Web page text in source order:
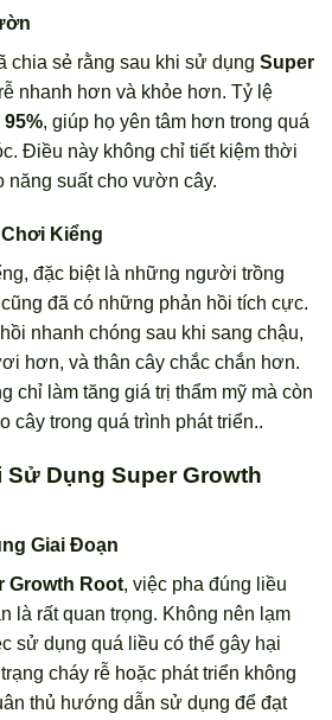
chia sẻ rằng sau khi sử dụng Super
nhanh hơn và khỏe hơn. Tỷ lệ
95%, giúp họ yên tâm hơn trong quá
Điều này không chỉ tiết kiệm thời
năng suất cho vườn cây.
Kiểng
đặc biệt là những người trồng
cũng đã có những phản hồi tích cực.
nhanh chóng sau khi sang chậu,
hơn, và thân cây chắc chắn hơn.
chỉ làm tăng giá trị thẩm mỹ mà còn
cây trong quá trình phát triển..
Dụng Super Growth
Giai Đoạn
Growth Root, việc pha đúng liều
là rất quan trọng. Không nên lạm
sử dụng quá liều có thể gây hại
cháy rễ hoặc phát triển không
thủ hướng dẫn sử dụng để đạt